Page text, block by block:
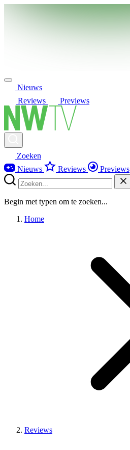
Nieuws
Reviews
Previews
Zoeken
Nieuws
Reviews Previews
Begin met typen om te zoeken...
Home
Reviews